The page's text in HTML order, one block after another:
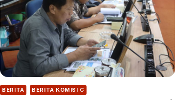
BERITA BERITA KOMISI C